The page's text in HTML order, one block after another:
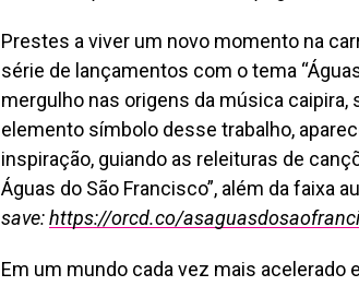
Prestes a viver um novo momento na
série de lançamentos com o tema
mergulho nas origens da música caipira,
elemento símbolo desse trabalho,
inspiração, guiando as releituras de
Águas do São Francisco”, além da faixa
save:https://orcd.co/
Em um mundo cada vez mais acelerado